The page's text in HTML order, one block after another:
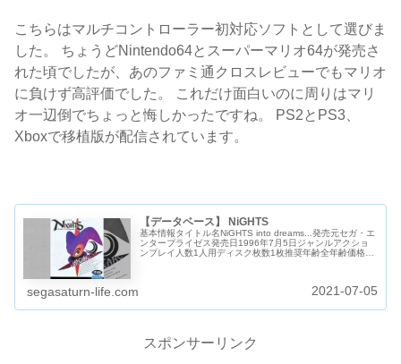
こちらはマルチコントローラー初対応ソフトとして選びま
した。 ちょうどNintendo64とスーパーマリオ64が発売さ
れた頃でしたが、あのファミ通クロスレビューでもマリオ
に負けず高評価でした。 これだけ面白いのに周りはマリ
オ一辺倒でちょっと悔しかったですね。 PS2とPS3、
Xboxで移植版が配信されています。
【データベース】 NiGHTS
基本情報タイトル名NiGHTS into dreams...発売元セガ・エ
ンタープライゼス発売日1996年7月5日ジャンルアクショ
ンプレイ人数1人用ディスク枚数1枚推奨年齢全年齢価格
segasaturn-life.com 2021-07-05
スポンサーリンク